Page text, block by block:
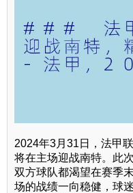
2024年3月31日，法甲
将在主场迎战南特。此
双方球队都渴望在赛季
场的战绩一向稳健，球